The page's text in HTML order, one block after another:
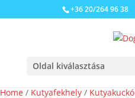
+36 20/264 96 38
Oldal kiválasztása
Home / Kutyafekhely / Kutyakuckó